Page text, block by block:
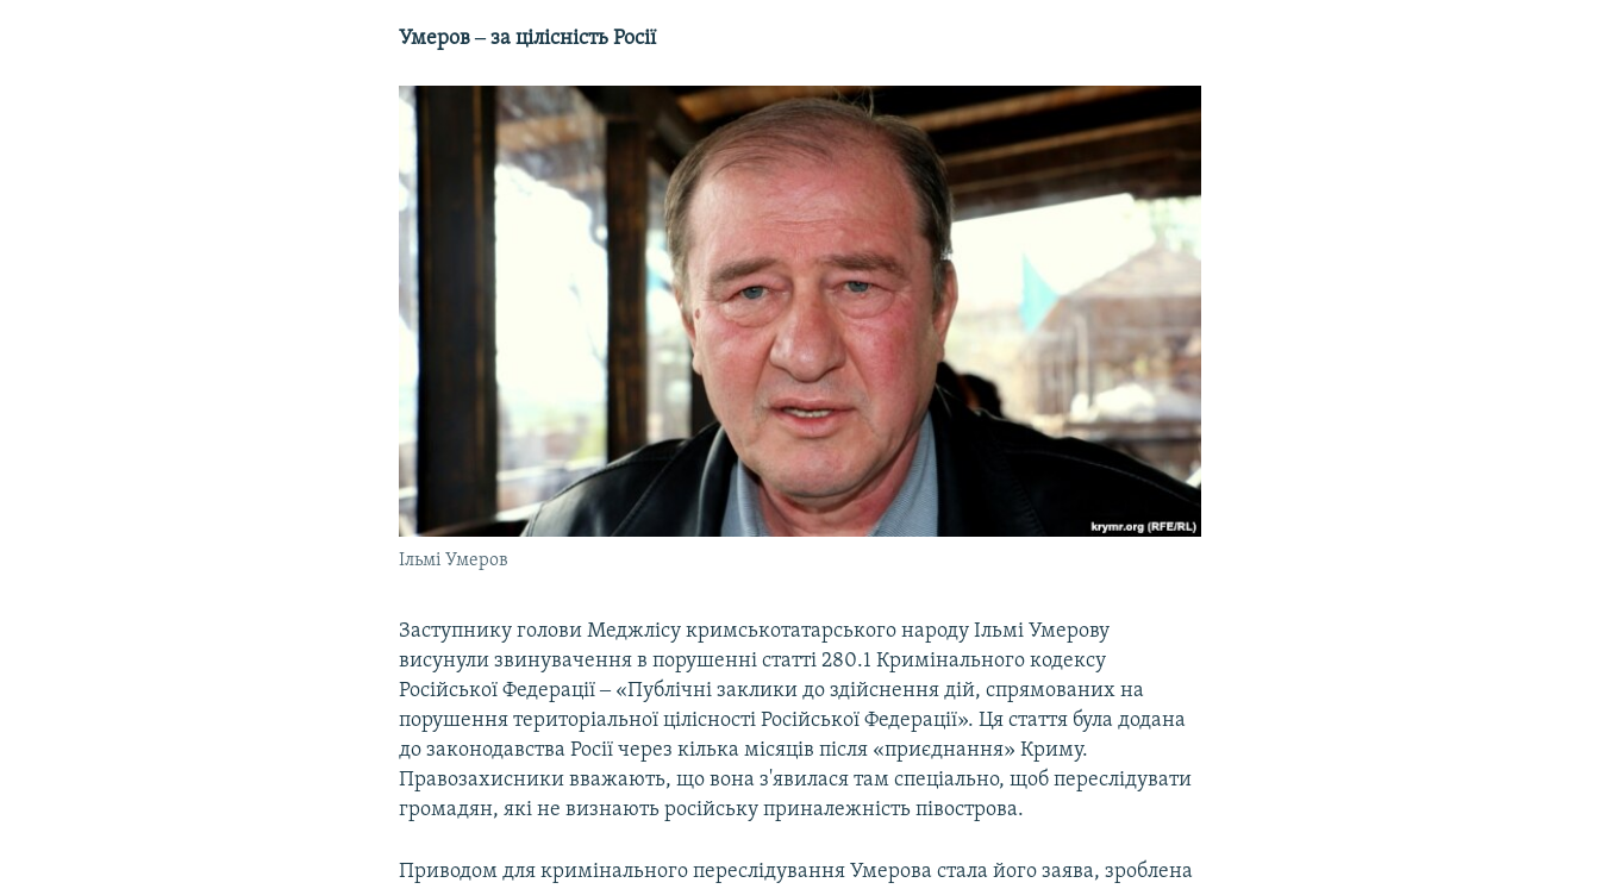
Умеров ‒ за цілісність Росії
Ільмі Умеров
Заступнику голови Меджлісу кримськотатарського народу Ільмі Умерову
висунули звинувачення в порушенні статті 280.1 Кримінального кодексу
Російської Федерації ‒ «Публічні заклики до здійснення дій, спрямованих на
порушення територіальної цілісності Російської Федерації». Ця стаття була додана
до законодавства Росії через кілька місяців після «приєднання» Криму.
Правозахисники вважають, що вона з'явилася там спеціально, щоб переслідувати
громадян, які не визнають російську приналежність півострова.
Приводом для кримінального переслідування Умерова стала його заява, зроблена